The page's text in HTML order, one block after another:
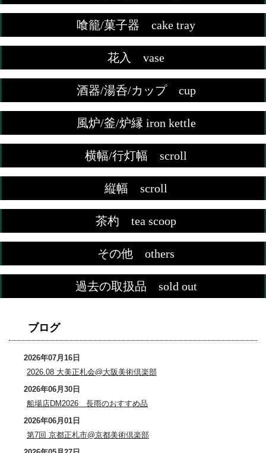
喰籠/菓子器 cake tray
花入 vase
酒器/湯呑/カップ cup
風炉/釜/炉縁 iron kettle
横幅/行灯幅 scroll
縦幅 scroll
茶杓 tea scoop
その他 others
過去の取扱品 sold out
ブログ
2026年07月16日
2026.08 大美正札会@大阪美術倶楽部
2026年06月30日
船場店DM2026 長雨のおすすめ品
2026年06月01日
第7回 京都正札市@京都美術倶楽部